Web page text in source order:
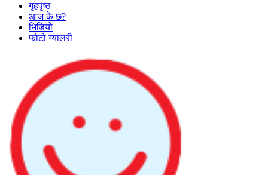
गृहपृष्ठ
आज के छ?
भिडियो
फोटो ग्यालरी